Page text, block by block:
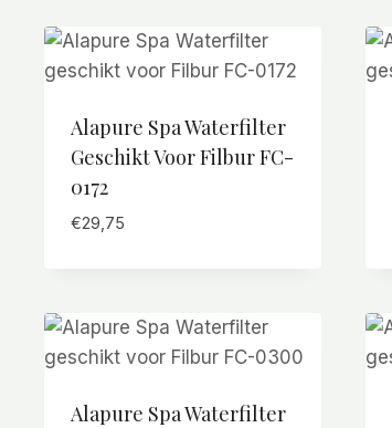
Alapure Spa Waterfilter
Geschikt Voor Filbur FC-
0172
€29,75
Alapure Spa Waterfilter